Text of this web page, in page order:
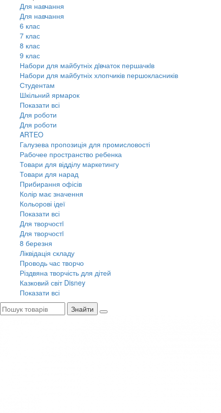
Для навчання
Для навчання
6 клас
7 клас
8 клас
9 клас
Набори для майбутніх дiвчаток першачкiв
Набори для майбутніх хлопчиків першокласників
Студентам
Шкільний ярмарок
Показати всі
Для роботи
Для роботи
ARTEO
Галузева пропозиція для промисловості
Рабочее пространство ребенка
Товари для відділу маркетингу
Товари для нарад
Прибирання офісів
Колір має значення
Кольорові ідеї
Показати всі
Для творчостi
Для творчостi
8 березня
Ліквідація складу
Проводь час творчо
Різдвяна творчість для дітей
Казковий світ Disney
Показати всі
Знайти